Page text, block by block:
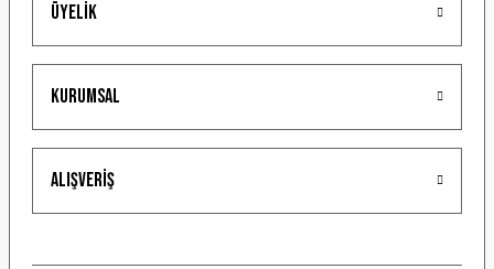
Gönder
Üyelik
Kurumsal
Alışveriş